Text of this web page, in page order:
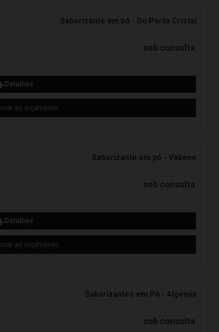
Saborizante em pó - Du Porto Cristal
sob consulta
Detalhes
ao orçamento
Saborizante em pó - Vabene
sob consulta
Detalhes
ao orçamento
Saborizantes em Pó - Algemix
sob consulta